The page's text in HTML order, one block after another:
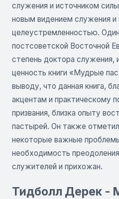
служения и источником
новым видением служения и
целеустремленностью.
постсоветской Восточной
степень доктора
ценность книги «Мудрые
выводу, что данная книга,
акцентам и практическому
призвания, близка опыту
пастырей. Он также
некоторые важные
необходимость
служителей и прихожан.
Тидболл Дерек -